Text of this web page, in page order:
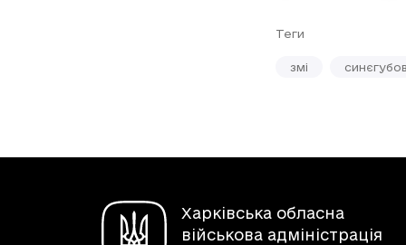
Теги
змі
Харківська обласна
військова адміністрація